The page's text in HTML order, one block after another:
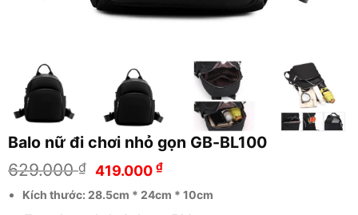
Balo nữ đi chơi nhỏ gọn GB-BL100
629.000₫ Giá
gốc
là:
419.000₫Giá
hiện
tại
Kích thước: 28.5cm * 24cm * 10cm